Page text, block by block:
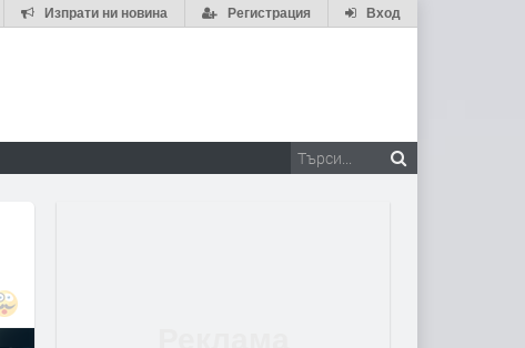
Вход
Регистрация
Изпрати ни новина